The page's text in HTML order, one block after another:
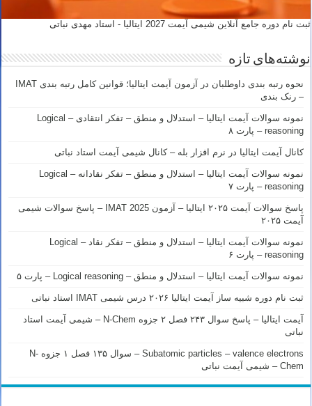
ثبت نام دوره جامع آنلاین شیمی آیمت 2027 ایتالیا - استاد مهدی نباتی
نوشته‌های تازه
نحوه رتبه بندی داوطلبان در آزمون آیمت ایتالیا؛ قوانین کامل رتبه بندی IMAT
– رنک بندی
نمونه سوالات آیمت ایتالیا – استدلال و منطق – تفکر انتقادی – Logical
reasoning – پارت ۸
کانال آیمت ایتالیا در نرم افزار بله – کانال شیمی آیمت استاد نباتی
نمونه سوالات آیمت ایتالیا – استدلال و منطق – تفکر نقادانه – Logical
reasoning – پارت ۷
پاسخ سوالات آیمت ۲۰۲۵ ایتالیا – آزمون IMAT 2025 – پاسخ سوالات شیمی
آیمت ۲۰۲۵
نمونه سوالات آیمت ایتالیا – استدلال و منطق – تفکر نقاد – Logical
reasoning – پارت ۶
نمونه سوالات آیمت ایتالیا – استدلال و منطق – Logical reasoning – پارت ۵
ثبت نام دوره شبیه ساز آیمت ایتالیا ۲۰۲۶ درس شیمی IMAT استاد نباتی
آیمت ایتالیا – پاسخ سوال ۲۴۳ فصل ۲ جزوه N-Chem – شیمی آیمت استاد
نباتی
Subatomic particles – valence electrons – سوال ۱۳۵ فصل ۱ جزوه N-
Chem – شیمی آیمت نباتی